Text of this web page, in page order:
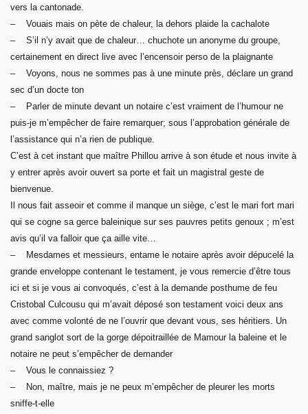
vers la cantonade.
– Vouais mais on pète de chaleur, la dehors plaide la cachalote
– S’il n’y avait que de chaleur… chuchote un anonyme du groupe,
certainement en direct live avec l’encensoir perso de la plaignante
– Voyons, nous ne sommes pas à une minute près, déclare un grand
sec d’un docte ton
– Parler de minute devant un notaire c’est vraiment de l’humour ne
puis-je m’empêcher de faire remarquer; sous l’approbation générale de
l’assistance qui n’a rien de publique.
C’est à cet instant que maître Phillou arrive à son étude et nous invite à
y entrer après avoir ouvert sa porte et fait un magistral geste de
bienvenue.
Il nous fait asseoir et comme il manque un siège, c’est le mari fort mari
qui se cogne sa gerce baleinique sur ses pauvres petits genoux ; m’est
avis qu’il va falloir que ça aille vite…
– Mesdames et messieurs, entame le notaire après avoir dépucelé la
grande enveloppe contenant le testament, je vous remercie d’être tous
ici et si je vous ai convoqués, c’est à la demande posthume de feu
Cristobal Culcousu qui m’avait déposé son testament voici deux ans
avec comme volonté de ne l’ouvrir que devant vous, ses héritiers. Un
grand sanglot sort de la gorge dépoitraillée de Mamour la baleine et le
notaire ne peut s’empêcher de demander
– Vous le connaissiez ?
– Non, maître, mais je ne peux m’empêcher de pleurer les morts
sniffe-t-elle